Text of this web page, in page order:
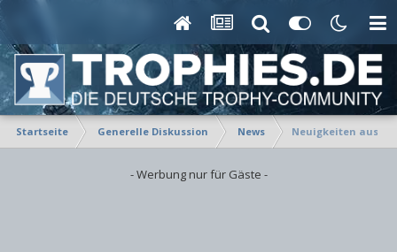
Startseite Generelle Diskussion News Neuigkeiten aus
- Werbung nur für Gäste -